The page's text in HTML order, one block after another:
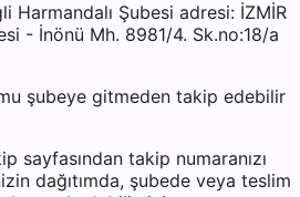
Harmandalı Şubesi adresi: İZMİR
- İnönü Mh. 8981/4. Sk.no:18/a
şubeye gitmeden takip edebilir
sayfasından takip numaranızı
dağıtımda, şubede veya teslim